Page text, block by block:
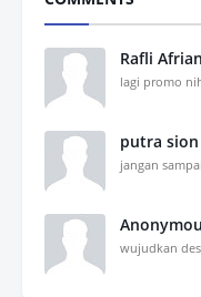
Rafli
lagi promo
putra
jangan
wujudkan